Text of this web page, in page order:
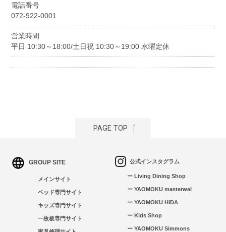
電話番号
072-922-0001
営業時間
平日 10:30～18:00/土日祝 10:30～19:00 水曜定休
GROUP SITE
メインサイト
ベッド専門サイト
キッズ専門サイト
一枚板専門サイト
公式インスタグラム
ー Living Dining Shop
ー YAOMOKU masterwal
ー YAOMOKU HIDA
ー Kids Shop
ー YAOMOKU Simmons
PAGE TOP